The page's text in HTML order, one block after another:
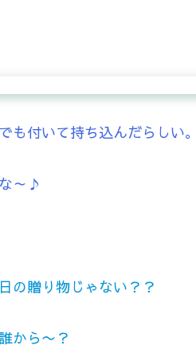
も付いて持ち込んだらしい
～♪
の贈り物じゃない？？
から〜？